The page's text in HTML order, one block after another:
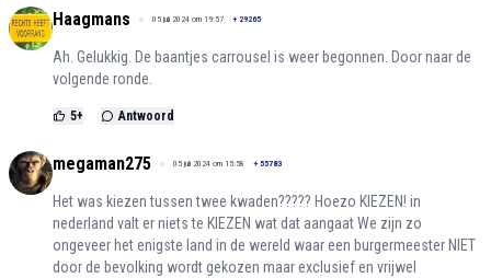
Haagmans 05 juli 2024 om 19:57 + 29265
Ah. Gelukkig. De baantjes carrousel is weer begonnen. Door naar de
volgende ronde.
5+ Antwoord
megaman275 05 juli 2024 om 15:58 + 55783
Het was kiezen tussen twee kwaden????? Hoezo KIEZEN! in
nederland valt er niets te KIEZEN wat dat aangaat We zijn zo
ongeveer het enigste land in de wereld waar een burgermeester NIET
door de bevolking wordt gekozen maar exclusief en vrijwel